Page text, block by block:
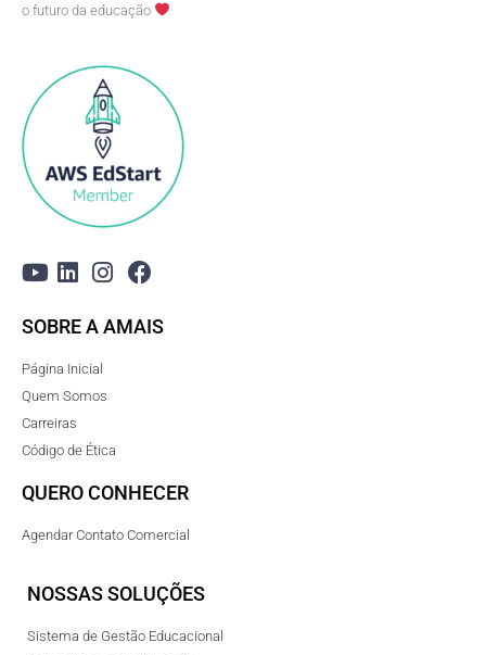
o futuro da educação
SOBRE A AMAIS
Página Inicial
Quem Somos
Carreiras
Código de Ética
QUERO CONHECER
Agendar Contato Comercial
NOSSAS SOLUÇÕES
Sistema de Gestão Educacional